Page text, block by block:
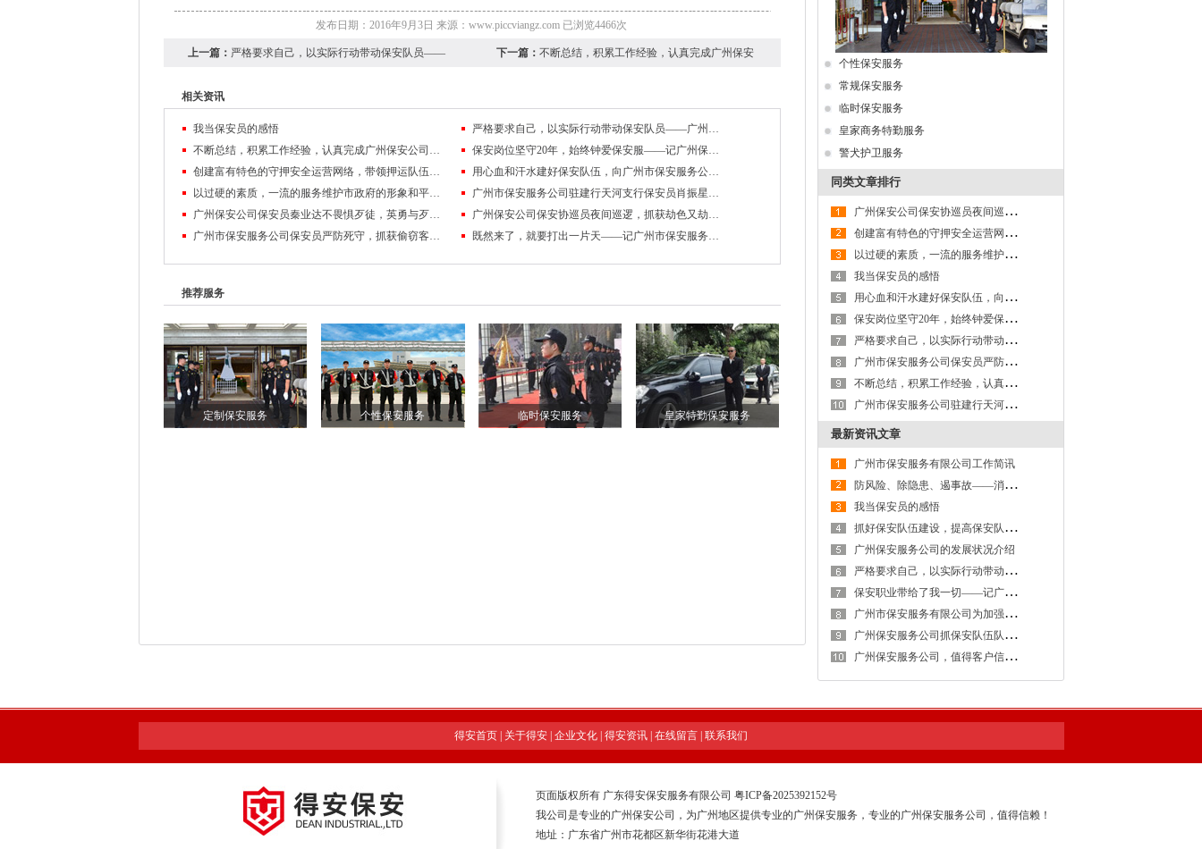
发布日期：2016年9月3日 来源：www.piccviangz.com 已浏览4466次
上一篇： 严格要求自己，以实际行动带动保安队员—— 下一篇：不断总结，积累工作经验，认真完成广州保安
相关资讯
我当保安员的感悟
严格要求自己，以实际行动带动保安队员——广州保安服务公司驻官洲派出所中队长感言
不断总结，积累工作经验，认真完成广州保安公司交给的各项任务
保安岗位坚守20年，始终钟爱保安服——记广州保安公司保安员孟爱国
创建富有特色的守押安全运营网络，带领押运队伍继续前行——记广州保安公司押运大队郭明达
用心血和汗水建好保安队伍，向广州市保安服务公司交上一份满意答卷
以过硬的素质，一流的服务维护市政府的形象和平安——记广州市保安服务公司驻市政府保安队
广州市保安服务公司驻建行天河支行保安员肖振星抓获窃贼
广州保安公司保安员秦业达不畏惧歹徒，英勇与歹徒搏斗
广州保安公司保安协巡员夜间巡逻，抓获劫色又劫财的恶徒
广州市保安服务公司保安员严防死守，抓获偷窃客户公司财物的窃贼
既然来了，就要打出一片天——记广州市保安服务公司的女保安员
推荐服务
定制保安服务 个性保安服务 临时保安服务 皇家特勤保安服务
个性保安服务
常规保安服务
临时保安服务
皇家商务特勤服务
警犬护卫服务
同类文章排行
广
州保安公司保安协巡员夜间巡逻，抓获劫色又劫财的恶徒
创
建富有特色的守押安全运营网络，带领押运队伍继续前行——记广州保安公司押运大队郭明达
以
过硬的素质，一流的服务维护市政府的形象和平安——记广州市保安服务公司驻市政府保安队
我当保安员的感悟
用
心血和汗水建好保安队伍，向广州市保安服务公司交上一份满意答卷
保
安岗位坚守20年，始终钟爱保安服——记广州保安公司保安员孟爱国
严
格要求自己，以实际行动带动保安队员——广州保安服务公司驻官洲派出所中队长感言
广
州市保安服务公司保安员严防死守，抓获偷窃客户公司财物的窃贼
不
断总结，积累工作经验，认真完成广州保安公司交给的各项任务
广
州市保安服务公司驻建行天河支行保安员肖振星抓获窃贼
最新资讯文章
广州市保安服务有限公司工作简讯
防
风险、除隐患、遏事故——消防安全与逃生技巧培训纪实
我当保安员的感悟
抓
好保安队伍建设，提高保安队伍素质和服务水平
广州保安服务公司的发展状况介绍
严
格要求自己，以实际行动带动保安队员——广州保安服务公司驻官洲派出所中队长感言
保
安职业带给了我一切——记广州保安服务公司保安大队长陈墨池
广
州市保安服务有限公司为加强管理，制定保安工作规定
广
州保安服务公司抓保安队伍队列训练的主要体会
广
州保安服务公司，值得客户信赖的好公司！
得安首页 关于得安 企业文化 得安资讯 在线留言 联系我们
页面版权所有 广东得安保安服务有限公司 粤ICP备2025392152号
我公司是专业的广州保安公司，为广州地区提供专业的广州保安服务，专业的广州保安服务公司，值得信赖！
地址：广东省广州市花都区新华街花港大道